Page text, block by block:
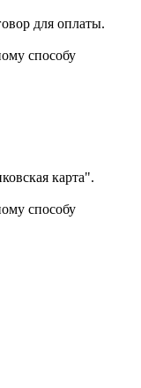
для оплаты.
способу
карта".
способу